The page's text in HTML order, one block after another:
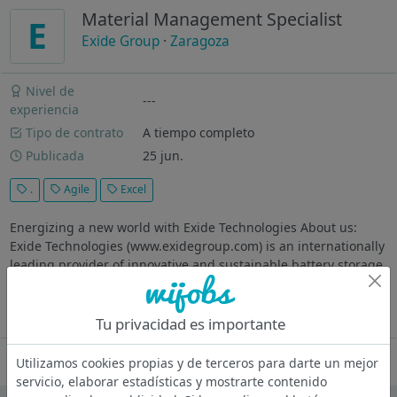
E Material Management Specialist
Exide Group ·Zaragoza
Nivel de
experiencia
---
Tipo de contrato
A tiempo completo
Publicada
25 jun.
. Agile Excel
Energizing a new world with Exide Technologies About us:
Exide Technologies (www.exidegroup.com) is an internationally
leading provider of innovative and sustainable battery storage
solutions for automotive and industrial applications. With more
Oferta desactivada
Tu privacidad es importante
Utilizamos cookies propias y de terceros para darte un mejor
servicio, elaborar estadísticas y mostrarte contenido